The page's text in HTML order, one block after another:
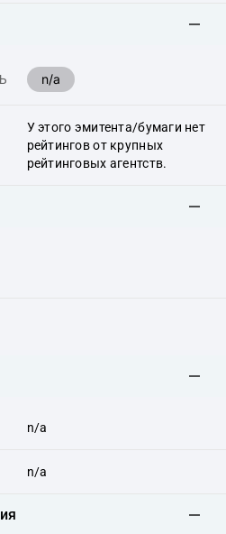
n/a
У этого эмитента/бумаги нет
рейтингов от крупных
рейтинговых агентств.
n/a
n/a